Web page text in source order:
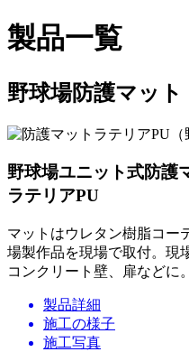
製品一覧
野球場防護マット
野球場ユニット式防護
ラテリアPU
マットはウレタン樹脂コー
場製作品を現場で取付。現
コンクリート壁、扉などに。
製品詳細
施工の様子
施工写真